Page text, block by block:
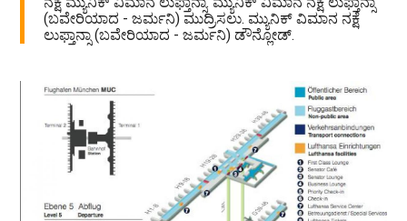
(ಬವೇರಿಯಾದ - ಜರ್ಮನಿ) ಮುದ್ರಿಸಲು. ಮ್ಯುನಿಕ್ ವಿಮಾನ ನಕ್ಷೆ
ಲುಫ್ತಾನ್ಸಾ (ಬವೇರಿಯಾದ - ಜರ್ಮನಿ) ಡೌನ್ಲೋಡ್.